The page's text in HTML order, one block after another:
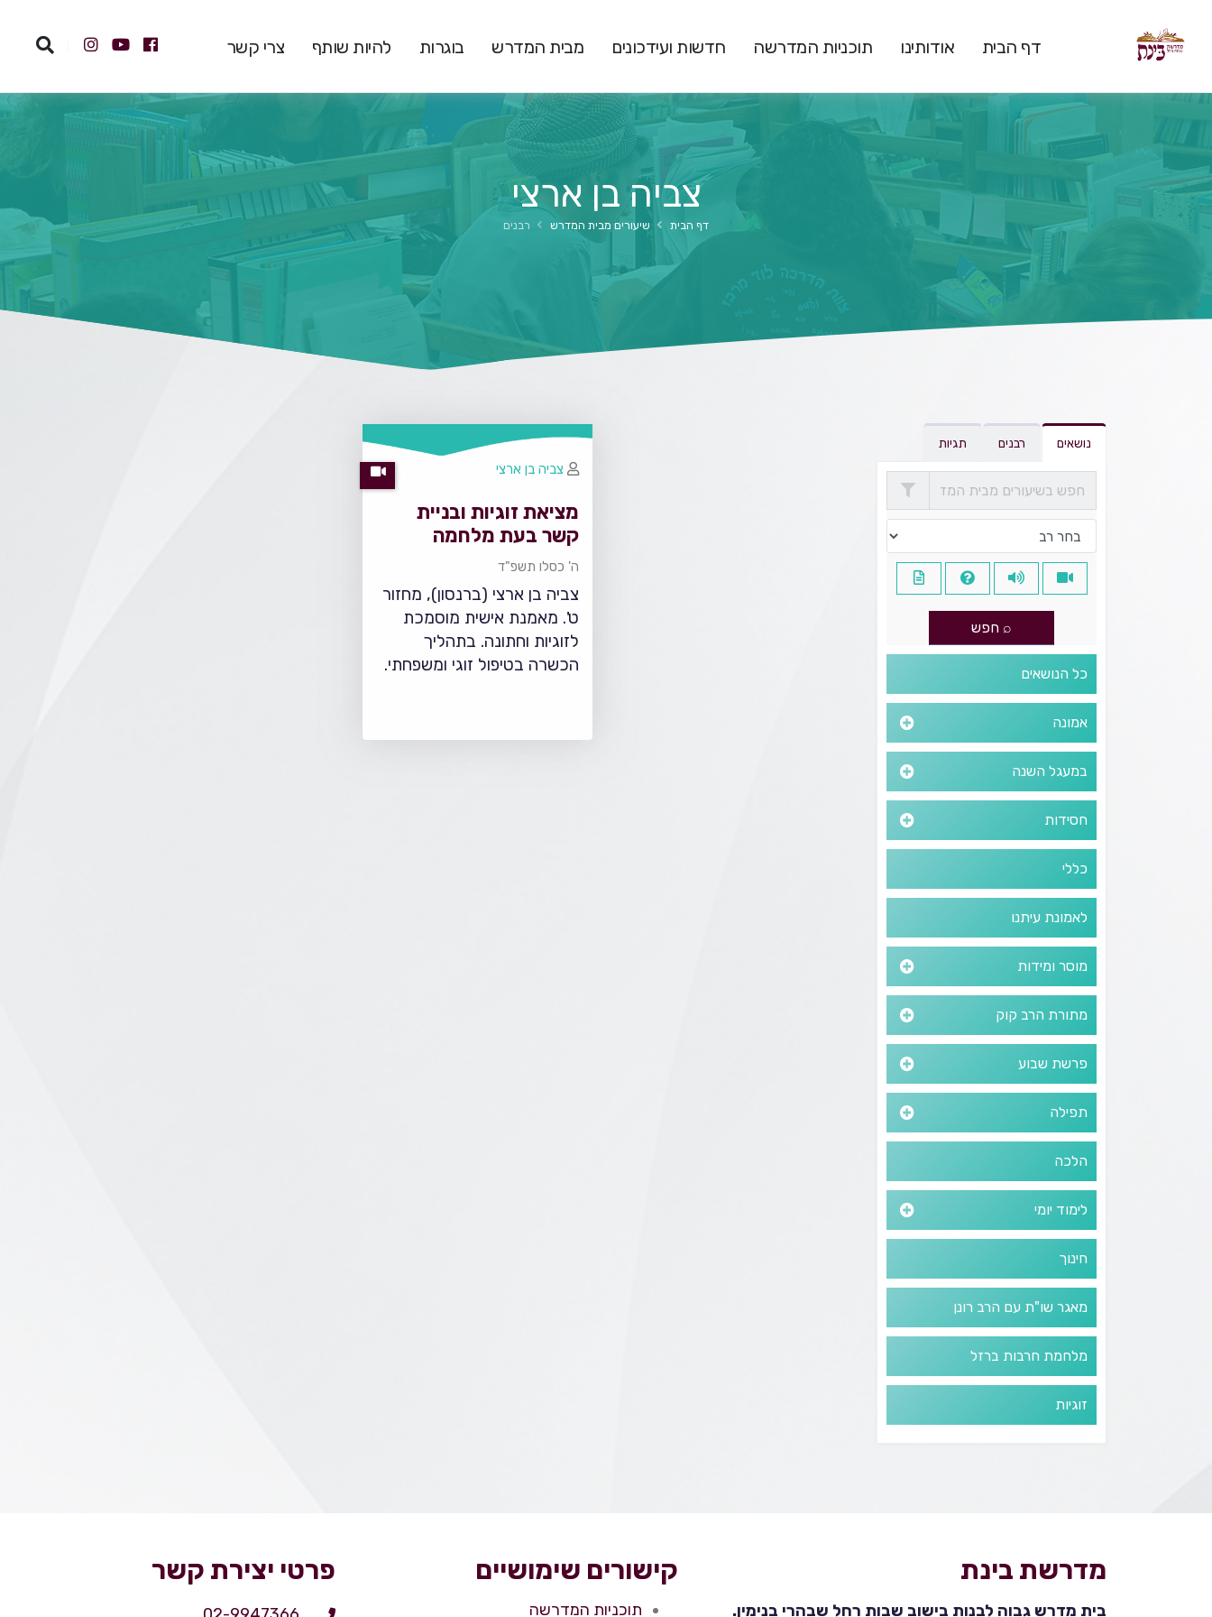
דף הבית אודותינו תוכניות המדרשה חדשות ועידכונים מבית המדרש בוגרות להיות שותף צרי קשר
צביה בן ארצי
דף הבית שיעורים מבית המדרש רבנים
נושאים רבנים תגיות
כל הנושאים
אמונה
במעגל השנה
חסידות
כללי
לאמונת עיתנו
מוסר ומידות
מתורת הרב קוק
פרשת שבוע
תפילה
הלכה
לימוד יומי
חינוך
מאגר שו"ת עם הרב רונן
מלחמת חרבות ברזל
זוגיות
מציאת זוגיות ובניית
קשר בעת מלחמה
ה' כסלו תשפ"ד
צביה בן ארצי (ברנסון), מחזור
ט'. מאמנת אישית מוסמכת
לזוגיות וחתונה. בתהליך
הכשרה בטיפול זוגי ומשפחתי.
צביה בן ארצי
מדרשת בינת
בית מדרש גבוה לבנות בישוב שבות רחל שבהרי בנימין.
קישורים שימושיים
תוכניות המדרשה
פרטי יצירת קשר